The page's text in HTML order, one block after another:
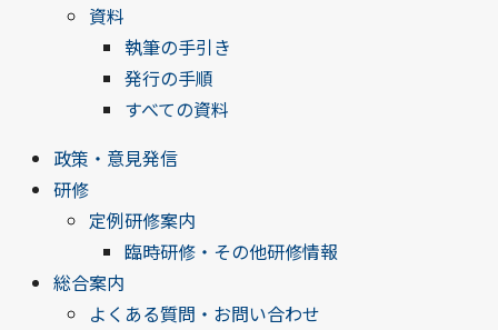
資料
執筆の手引き
発行の手順
すべての資料
政策・意見発信
研修
定例研修案内
臨時研修・その他研修情報
総合案内
よくある質問・お問い合わせ